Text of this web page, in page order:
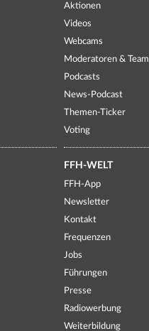
Aktionen
Videos
Webcams
Moderatoren & Team
Podcasts
News-Podcast
Themen-Ticker
Voting
FFH-WELT
FFH-App
Newsletter
Kontakt
Frequenzen
Jobs
Führungen
Presse
Radiowerbung
Weiterbildung